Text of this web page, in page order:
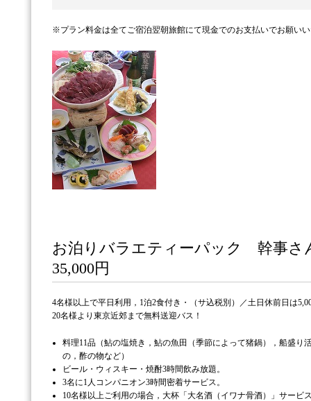
※プラン料金は全てご宿泊翌朝旅館にて現金でのお支払いでお願い
お泊りバラエティーパック 幹事
35,000円
4名様以上で平日利用，1泊2食付き・（サ込税別）／土日休前日は
20名様より東京近郊まで無料送迎バス！
料理11品（鮎の塩焼き，鮎の魚田（季節によって猪鍋），船盛り
の，酢の物など）
ビール・ウィスキー・焼酎3時間飲み放題。
3名に1人コンパニオン3時間密着サービス。
10名様以上ご利用の場合，大杯「大名酒（イワナ骨酒）」サービ